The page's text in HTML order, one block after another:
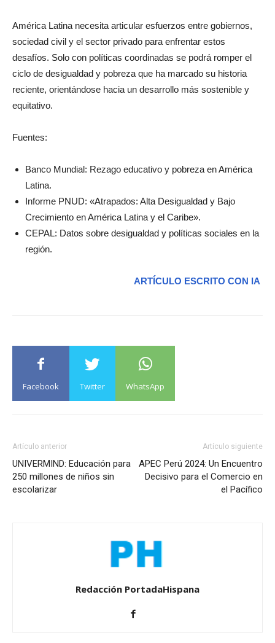
América Latina necesita articular esfuerzos entre gobiernos,
sociedad civil y el sector privado para enfrentar estos
desafíos. Solo con políticas coordinadas se podrá romper el
ciclo de desigualdad y pobreza que ha marcado su historia
reciente, orientándose hacia un desarrollo más sostenible y
equitativo.
Fuentes:
Banco Mundial: Rezago educativo y pobreza en América
Latina.
Informe PNUD: «Atrapados: Alta Desigualdad y Bajo
Crecimiento en América Latina y el Caribe».
CEPAL: Datos sobre desigualdad y políticas sociales en la
región.
ARTÍCULO ESCRITO CON IA
Facebook Twitter WhatsApp
Artículo anterior
UNIVERMIND: Educación para
250 millones de niños sin
escolarizar
Artículo siguiente
APEC Perú 2024: Un Encuentro
Decisivo para el Comercio en
el Pacífico
Redacción PortadaHispana